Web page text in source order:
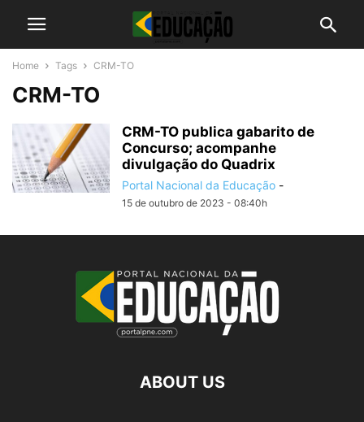
Home Tags CRM-TO
CRM-TO
CRM-TO publica gabarito de
Concurso; acompanhe
divulgação do Quadrix
Portal Nacional da Educação -
15 de outubro de 2023 - 08:40h
ABOUT US